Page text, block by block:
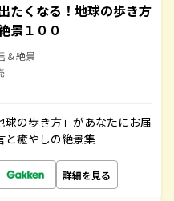
たくなる！地球の歩き方
景１００
＆絶景
の歩き方」があなたにお届
と癒やしの絶景集
詳細を見る